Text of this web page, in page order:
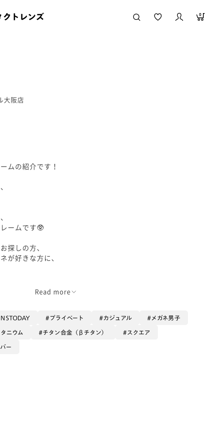
クトレンズ 0
大阪店
ムの紹介です！
ームです🥸
探しの方、
が好きな方に、
Read more
プライベート カジュアル メガネ男子
ニウム チタン合金（βチタン） スクエア
ー